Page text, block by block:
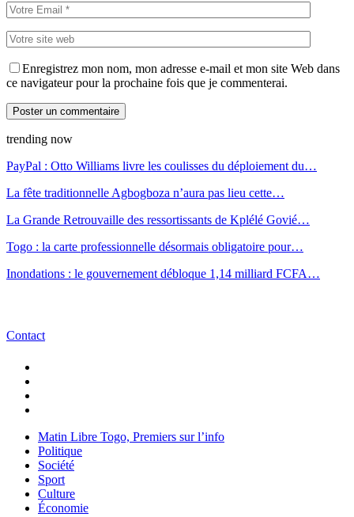
Enregistrez mon nom, mon adresse e-mail et mon site Web dans
ce navigateur pour la prochaine fois que je commenterai.
trending now
PayPal : Otto Williams livre les coulisses du déploiement du…
La fête traditionnelle Agbogboza n’aura pas lieu cette…
La Grande Retrouvaille des ressortissants de Kplélé Govié…
Togo : la carte professionnelle désormais obligatoire pour…
Inondations : le gouvernement débloque 1,14 milliard FCFA…
Contact
Matin Libre Togo, Premiers sur l’info
Politique
Société
Sport
Culture
Économie